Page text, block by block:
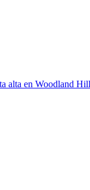
alta en Woodland